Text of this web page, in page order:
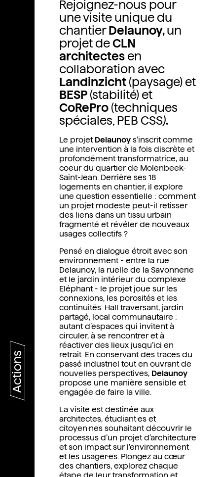
Actions
Rejoignez-nous pour
une visite unique du
chantierDelaunoy,un
projet deCLN
architectes en
collaboration avec
Landinzicht (paysage) et
BESP (stabilité) et
CoRePro (techniques
spéciales, PEB CSS).
Le projet Delaunoy s’inscrit comme
une intervention à la fois discrète et
profondément transformatrice, au
coeur du quartier de Molenbeek-
Saint-Jean. Derrière ses 18
logements en chantier, il explore
une question essentielle : comment
un projet modeste peut-il retisser
des liens dans un tissu urbain
fragmenté et révéler de nouveaux
usages collectifs ?
Pensé en dialogue étroit avec son
environnement - entre la rue
Delaunoy, la ruelle de la Savonnerie
et le jardin intérieur du complexe
Eléphant - le projet joue sur les
connexions, les porosités et les
continuités. Hall traversant, jardin
partagé, local communautaire :
autant d’espaces qui invitent à
circuler, à se rencontrer et à
réactiver des lieux jusqu’ici en
retrait. En conservant des traces du
passé industriel tout en ouvrant de
nouvelles perspectives, Delaunoy
propose une manière sensible et
engagée de faire la ville.
La visite est destinée aux
architectes, étudiant·es et
citoyen·nes souhaitant découvrir le
processus d’un projet d’architecture
et son impact sur l’environnement
et les usager·es. Plongez au cœur
des chantiers, explorez chaque
étape de leur transformation et